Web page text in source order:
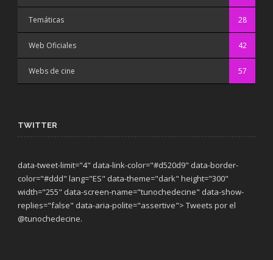
Temáticas 28
Web Oficiales 42
Webs de cine 57
TWITTER
data-tweet-limit="4" data-link-color="#d520d9" data-border-
color="#ddd" lang="ES" data-theme="dark" height="300"
width="255" data-screen-name="tunochedecine" data-show-
replies="false" data-aria-polite="assertive"> Tweets por el
@tunochedecine.